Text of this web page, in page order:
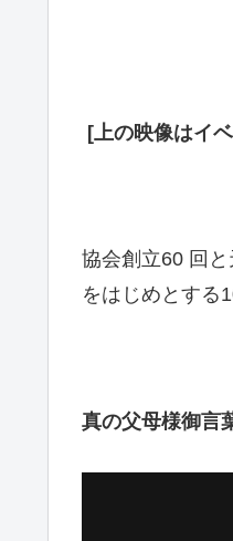
[上の映像はイ
協会創立60 回
をはじめとする
真の父母様御言